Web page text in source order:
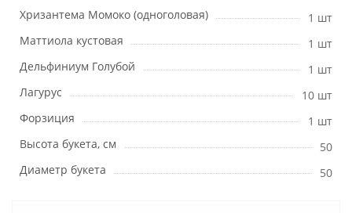
Хризантема Момоко (одноголовая)
1 шт
Маттиола кустовая
1 шт
Дельфиниум Голубой
1 шт
Лагурус
10 шт
Форзиция
1 шт
Высота букета, см
50
Диаметр букета
50